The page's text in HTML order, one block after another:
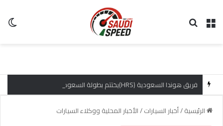
القائمة
الرئيسية/أخبار السيارات/الأخبار المحلية ووكلاء السيارات